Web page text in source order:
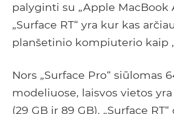
palyginti su „Apple MacBook
„Surface RT“ yra kur kas
planšetinio kompiuterio kaip
Nors „Surface Pro“ siūlomas
modeliuose, laisvos vietos
(29 GB ir 89 GB). „Surface